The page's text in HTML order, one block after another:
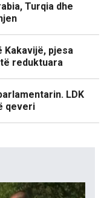
Turqia dhe
Kakavijë, pjesa
reduktuara
LDK
qeveri